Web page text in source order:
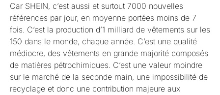
Car SHEIN, c’est aussi et surtout 7000 nouvelles
références par jour, en moyenne portées moins de 7
fois. C’est la production d’1 milliard de vêtements sur les
150 dans le monde, chaque année. C’est une qualité
médiocre, des vêtements en grande majorité composés
de matières pétrochimiques. C’est une valeur moindre
sur le marché de la seconde main, une impossibilité de
recyclage et donc une contribution majeure aux